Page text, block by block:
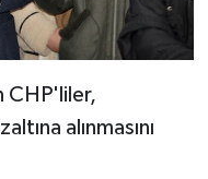
CHP'liler,
alınmasını